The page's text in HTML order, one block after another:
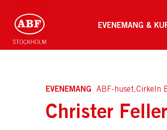
EVENEMANG &
EVENEMANG ABF-huset,Cirkeln
Christer